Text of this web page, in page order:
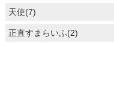
天使(7)
正直すまらいふ(2)